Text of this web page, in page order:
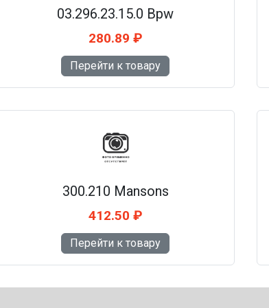
03.296.23.15.0 Bpw
280.89 ₽
Перейти к товару
300.210 Mansons
412.50 ₽
Перейти к товару